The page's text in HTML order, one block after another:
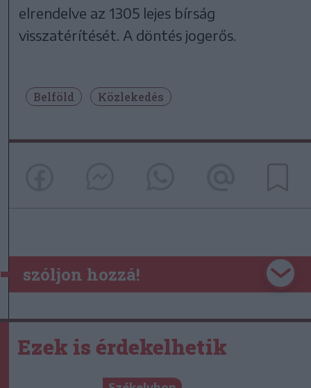
elrendelve az 1305 lejes bírság
visszatérítését. A döntés jogerős.
Belföld Közlekedés
szóljon hozzá!
Ezek is érdekelhetik